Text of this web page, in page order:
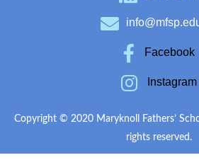
Facebook
Instagram
Copyright © 2020 Maryknoll Fathers’
rights reserved.